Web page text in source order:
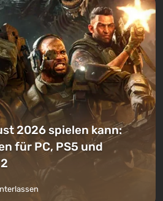
2026 spielen kann:
für PC, PS5 und